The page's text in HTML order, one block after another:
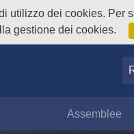
utilizzo dei cookies. Per
gestione dei cookies.
Assemblee